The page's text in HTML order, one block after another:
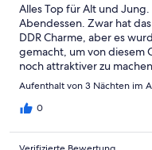
Alles Top für Alt und
Abendessen. Zwar hat
DDR Charme, aber es
gemacht, um von diesem
noch attraktiver zu
Kleinen gab es bis auf den
Aufenthalt von 3 Nächten im
0